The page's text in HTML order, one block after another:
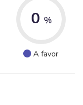
0 %
A favor